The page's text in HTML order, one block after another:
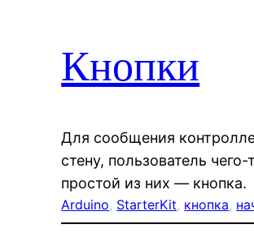
Кнопки
Для сообщения
стену, пользователь
простой из них — кнопка.
Arduino, StarterKit, кнопка,